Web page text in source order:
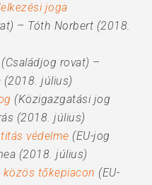
joga
– Tóth Norbert (2018.
(Családjog rovat) –
(2018. július)
(Közigazgatási jog
(2018. július)
védelme (EU-jog
(2018. július)
közös tőkepiacon (EU-